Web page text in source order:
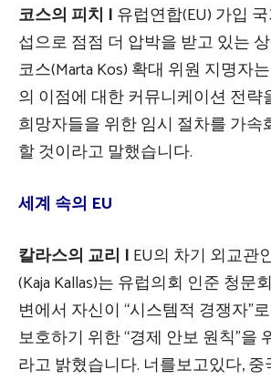
코스의 피치 | 유럽연합(EU) 가입
섭으로 점점 더 압박을 받고 있는
코스(Marta Kos) 확대 위원 지명자
의 이점에 대한 커뮤니케이션 전략
희망자들을 위한 임시 절차를 가속
할 것이라고 말했습니다.
세계 속의 EU
칼라스의 교리 | EU의 차기 외교관
(Kaja Kallas)는 유럽의회 인준 청문
변에서 자신이 “시스템적 경쟁자”
보호하기 위한 “경제 안보 원칙”을
라고 밝혔습니다. 너를보고있다, 중